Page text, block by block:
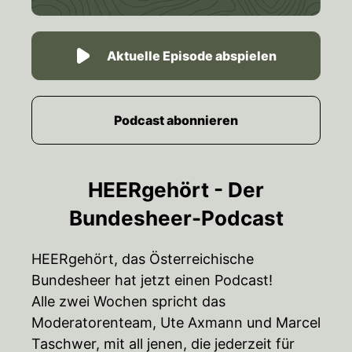
HEERgehört - Der
Bundesheer-Podcast
HEERgehört, das Österreichische
Bundesheer hat jetzt einen Podcast!
Alle zwei Wochen spricht das
Moderatorenteam, Ute Axmann und Marcel
Taschwer, mit all jenen, die jederzeit für
Aktuelle Episode abspielen
Podcast abonnieren